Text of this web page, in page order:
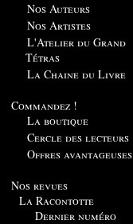
Nos Auteurs
Nos Artistes
L'Atelier du Grand
Tétras
La Chaine du Livre
Commandez !
La boutique
Cercle des lecteurs
Offres avantageuses
Nos revues
La Racontotte
Dernier numéro